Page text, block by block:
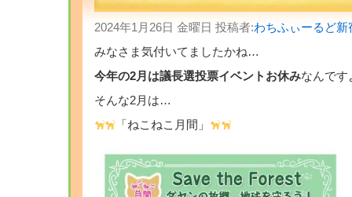
2024年1月26日 金曜日 投稿者:わちふぃーるど
みなさま気付いてましたかね…
今年の2月は議長選投票イベントお休みなんで
そんな2月は…
「ねこねこ月間」